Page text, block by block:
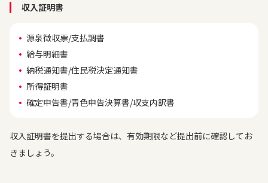
収入証明書
源泉徴収票/支払調書
給与明細書
納税通知書/住民税決定通知書
所得証明書
確定申告書/青色申告決算書/収支内訳書
収入証明書を提出する場合は、有効期限など提出前に確認してお
きましょう。